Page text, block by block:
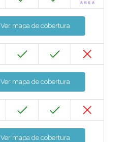
Ver mapa de cobertura
Ver mapa de cobertura
Ver mapa de cobertura